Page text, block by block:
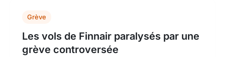
Grève
Les vols de Finnair paralysés par une
grève controversée